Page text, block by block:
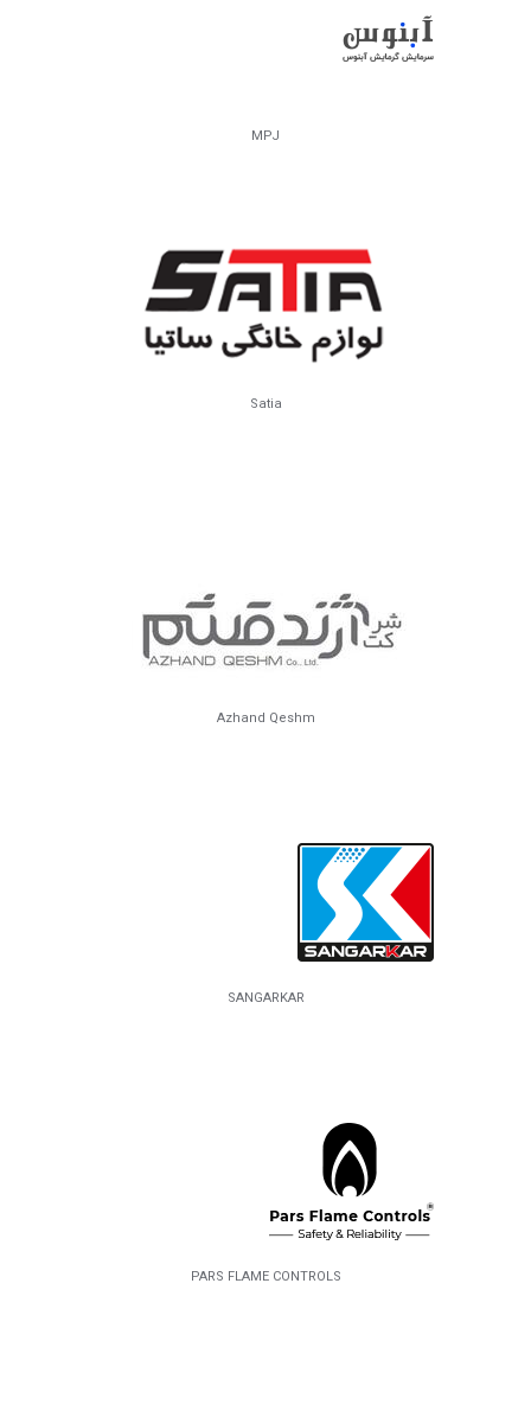
MPJ
Satia
Azhand Qeshm
SANGARKAR
PARS FLAME CONTROLS